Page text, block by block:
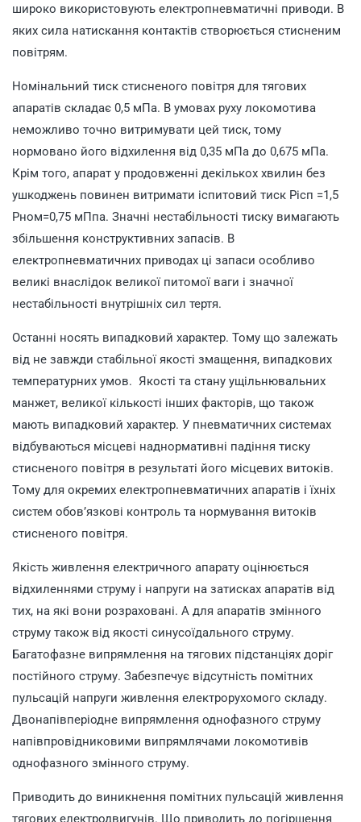
широко використовують електропневматичні приводи. В
яких сила натискання контактів створюється стисненим
повітрям.
Номінальний тиск стисненого повітря для тягових
апаратів складає 0,5 мПа. В умовах руху локомотива
неможливо точно витримувати цей тиск, тому
нормовано його відхилення від 0,35 мПа до 0,675 мПа.
Крім того, апарат у продовженні декількох хвилин без
ушкоджень повинен витримати іспитовий тиск Рісп =1,5
Рном=0,75 мПпа. Значні нестабільності тиску вимагають
збільшення конструктивних запасів. В
електропневматичних приводах ці запаси особливо
великі внаслідок великої питомої ваги і значної
нестабільності внутрішніх сил тертя.
Останні носять випадковий характер. Тому що залежать
від не завжди стабільної якості змащення, випадкових
температурних умов. Якості та стану ущільнювальних
манжет, великої кількості інших факторів, що також
мають випадковий характер. У пневматичних системах
відбуваються місцеві наднормативні падіння тиску
стисненого повітря в результаті його місцевих витоків.
Тому для окремих електропневматичних апаратів і їхніх
систем обов’язкові контроль та нормування витоків
стисненого повітря.
Якість живлення електричного апарату оцінюється
відхиленнями струму і напруги на затисках апаратів від
тих, на які вони розраховані. А для апаратів змінного
струму також від якості синусоїдального струму.
Багатофазне випрямлення на тягових підстанціях доріг
постійного струму. Забезпечує відсутність помітних
пульсацій напруги живлення електрорухомого складу.
Двонапівперіодне випрямлення однофазного струму
напівпровідниковими випрямлячами локомотивів
однофазного змінного струму.
Приводить до виникнення помітних пульсацій живлення
тягових електродвигунів. Що приводить до погіршення